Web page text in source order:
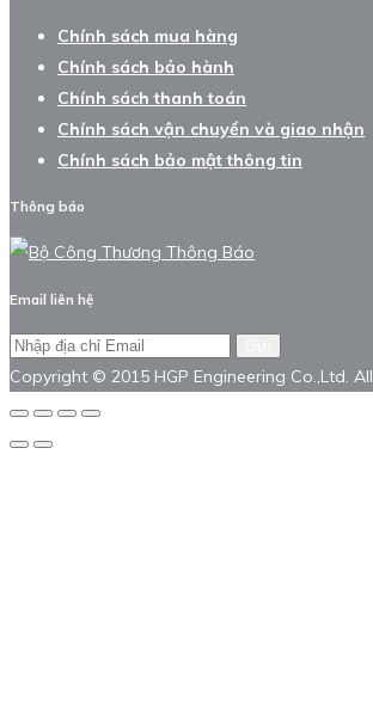
Chính sách mua hàng
Chính sách bảo hành
Chính sách thanh toán
Chính sách vận chuyển và giao nhận
Chính sách bảo mật thông tin
Thông báo
Email liên hệ
Copyright © 2015 HGP Engineering Co.,Ltd.